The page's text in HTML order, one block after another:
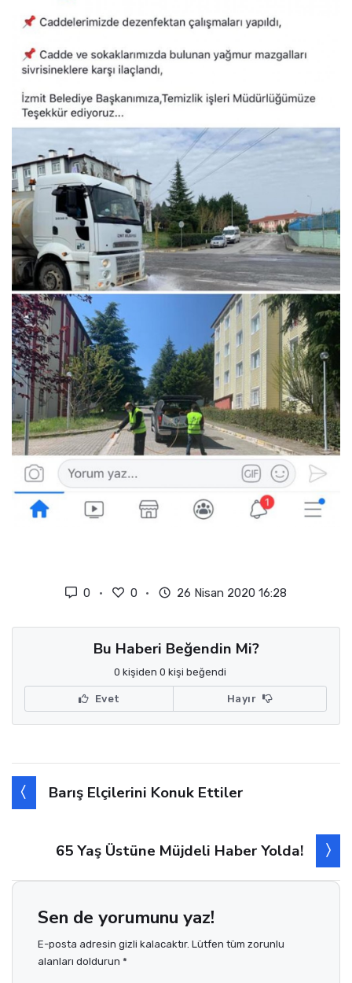
0 0 26 Nisan 2020 16:28
Bu Haberi Beğendin Mi?
0 kişiden 0 kişi beğendi
Evet Hayır
Barış Elçilerini Konuk Ettiler
65 Yaş Üstüne Müjdeli Haber Yolda!
Sen de yorumunu yaz!
E-posta adresin gizli kalacaktır. Lütfen tüm zorunlu
alanları doldurun *